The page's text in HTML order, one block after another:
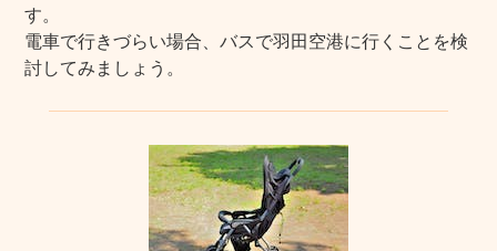
す。
電車で行きづらい場合、バスで羽田空港に行くことを検
討してみましょう。